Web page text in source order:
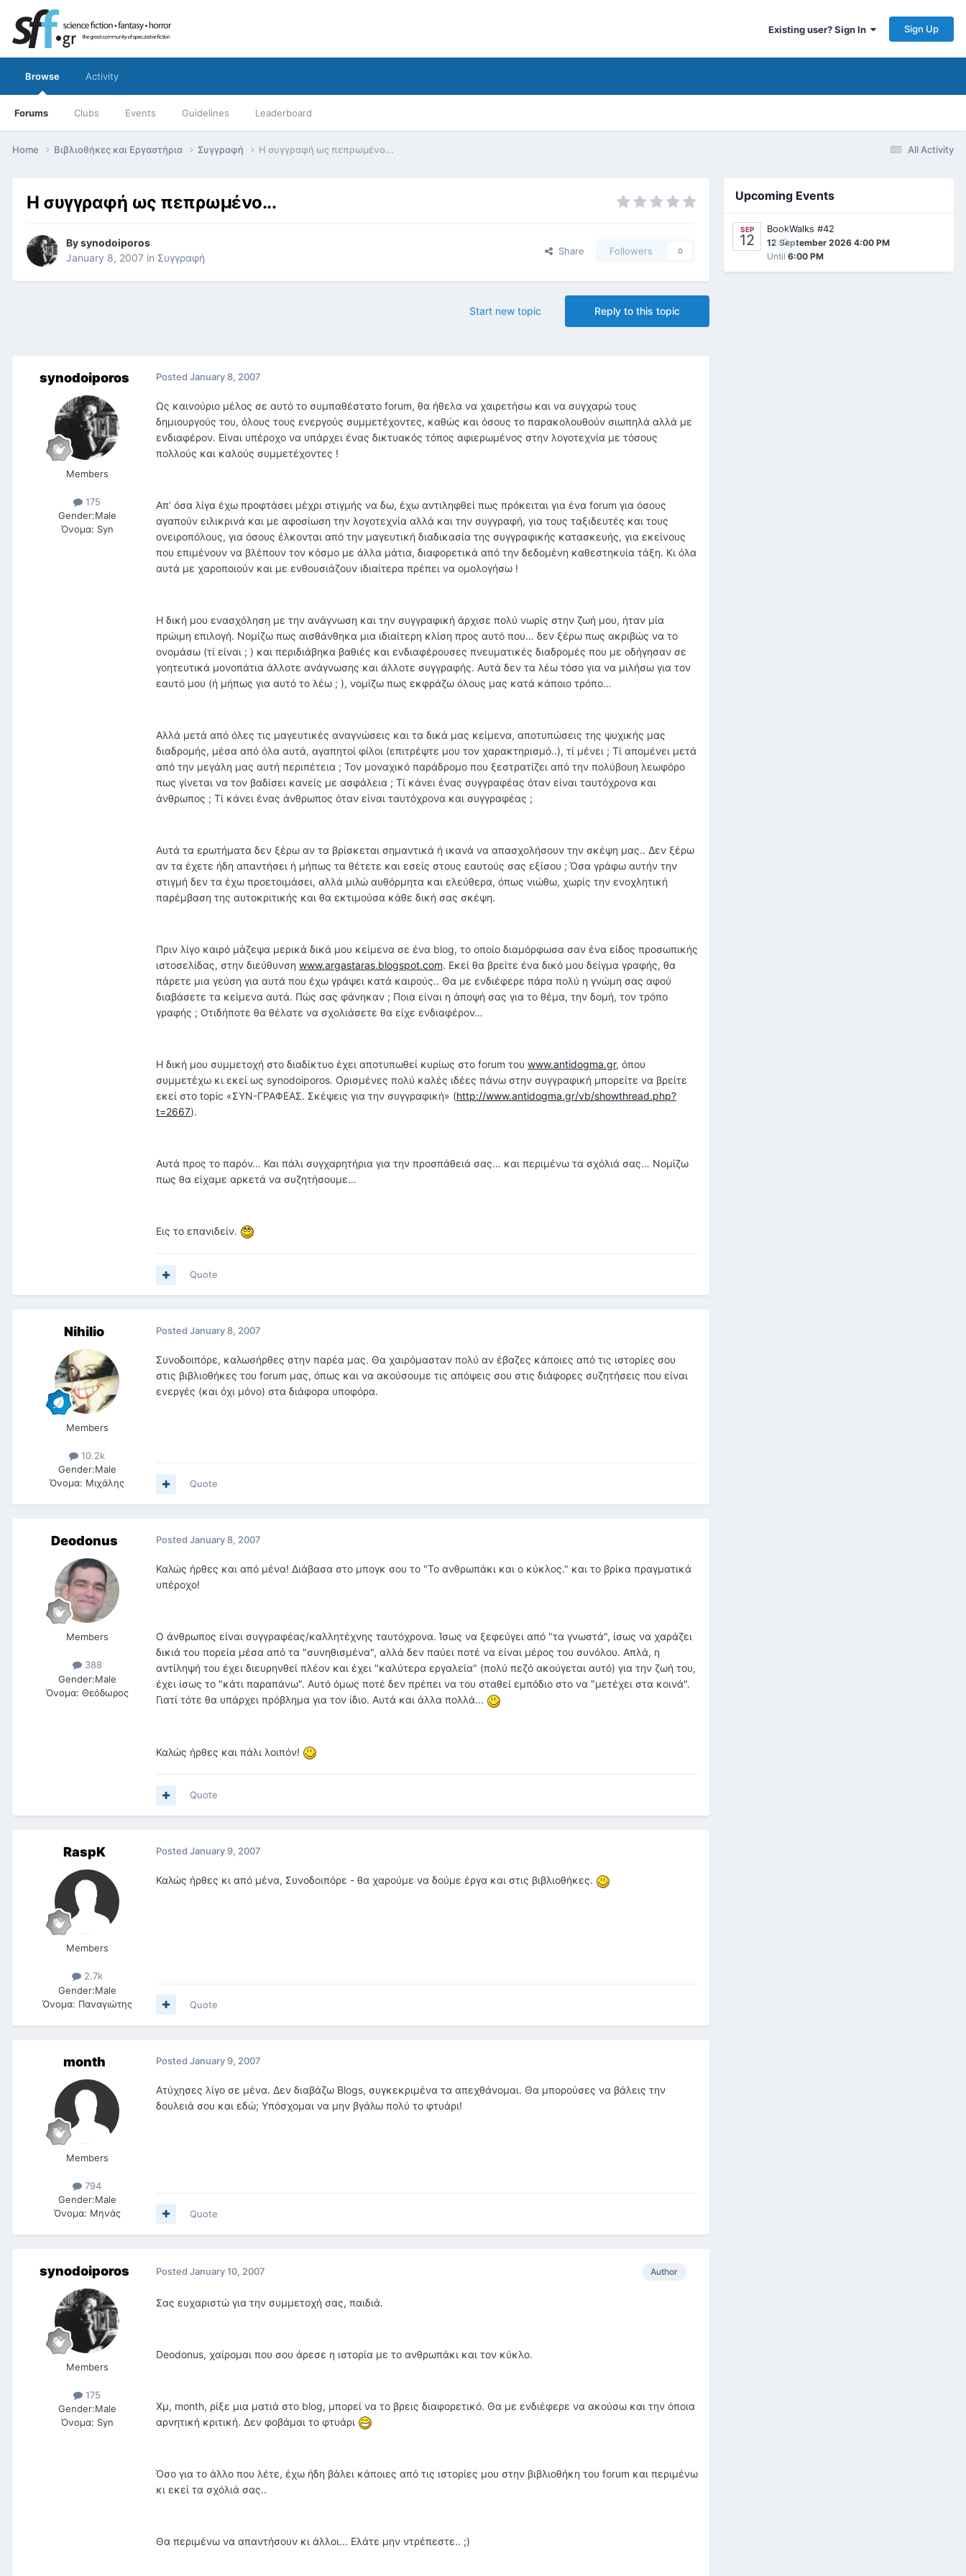
Existing user? Sign In Sign Up
Browse
Forums Clubs Events Guidelines Leaderboard
Activity
All Activity
Home Βιβλιοθήκες και Εργαστήρια Συγγραφή Η συγγραφή ως πεπρωμένο...
Η συγγραφή ως πεπρωμένο...
Bysynodoiporos
January 8, 2007 in Συγγραφή
Share Followers 0
Reply to this topic
Start new topic
synodoiporos
Members
175
Gender:Male
Όνομα: Syn
Posted January 8, 2007
Ως καινούριο μέλος σε αυτό το συμπαθέστατο forum, θα ήθελα να χαιρετήσω και να συγχαρώ τους
δημιουργούς του, όλους τους ενεργούς συμμετέχοντες, καθώς και όσους το παρακολουθούν σιωπηλά αλλά με
ενδιαφέρον. Είναι υπέροχο να υπάρχει ένας δικτυακός τόπος αφιερωμένος στην λογοτεχνία με τόσους
πολλούς και καλούς συμμετέχοντες !
Απ’ όσα λίγα έχω προφτάσει μέχρι στιγμής να δω, έχω αντιληφθεί πως πρόκειται για ένα forum για όσους
αγαπούν ειλικρινά και με αφοσίωση την λογοτεχνία αλλά και την συγγραφή, για τους ταξιδευτές και τους
ονειροπόλους, για όσους έλκονται από την μαγευτική διαδικασία της συγγραφικής κατασκευής, για εκείνους
που επιμένουν να βλέπουν τον κόσμο με άλλα μάτια, διαφορετικά από την δεδομένη καθεστηκυία τάξη. Κι όλα
αυτά με χαροποιούν και με ενθουσιάζουν ιδιαίτερα πρέπει να ομολογήσω !
Η δική μου ενασχόληση με την ανάγνωση και την συγγραφική άρχισε πολύ νωρίς στην ζωή μου, ήταν μία
πρώιμη επιλογή. Νομίζω πως αισθάνθηκα μια ιδιαίτερη κλίση προς αυτό που… δεν ξέρω πως ακριβώς να το
ονομάσω (τί είναι ; ) και περιδιάβηκα βαθιές και ενδιαφέρουσες πνευματικές διαδρομές που με οδήγησαν σε
γοητευτικά μονοπάτια άλλοτε ανάγνωσης και άλλοτε συγγραφής. Αυτά δεν τα λέω τόσο για να μιλήσω για τον
εαυτό μου (ή μήπως για αυτό το λέω ; ), νομίζω πως εκφράζω όλους μας κατά κάποιο τρόπο…
Αλλά μετά από όλες τις μαγευτικές αναγνώσεις και τα δικά μας κείμενα, αποτυπώσεις της ψυχικής μας
διαδρομής, μέσα από όλα αυτά, αγαπητοί φίλοι (επιτρέψτε μου τον χαρακτηρισμό..), τί μένει ; Τί απομένει μετά
από την μεγάλη μας αυτή περιπέτεια ; Τον μοναχικό παράδρομο που ξεστρατίζει από την πολύβουη λεωφόρο
πως γίνεται να τον βαδίσει κανείς με ασφάλεια ; Τί κάνει ένας συγγραφέας όταν είναι ταυτόχρονα και
άνθρωπος ; Τί κάνει ένας άνθρωπος όταν είναι ταυτόχρονα και συγγραφέας ;
Αυτά τα ερωτήματα δεν ξέρω αν τα βρίσκεται σημαντικά ή ικανά να απασχολήσουν την σκέψη μας.. Δεν ξέρω
αν τα έχετε ήδη απαντήσει ή μήπως τα θέτετε και εσείς στους εαυτούς σας εξίσου ; Όσα γράφω αυτήν την
στιγμή δεν τα έχω προετοιμάσει, αλλά μιλώ αυθόρμητα και ελεύθερα, όπως νιώθω, χωρίς την ενοχλητική
παρέμβαση της αυτοκριτικής και θα εκτιμούσα κάθε δική σας σκέψη.
Πριν λίγο καιρό μάζεψα μερικά δικά μου κείμενα σε ένα blog, το οποίο διαμόρφωσα σαν ένα είδος προσωπικής
ιστοσελίδας, στην διεύθυνση www.argastaras.blogspot.com. Εκεί θα βρείτε ένα δικό μου δείγμα γραφής, θα
πάρετε μια γεύση για αυτά που έχω γράψει κατά καιρούς.. Θα με ενδιέφερε πάρα πολύ η γνώμη σας αφού
διαβάσετε τα κείμενα αυτά. Πώς σας φάνηκαν ; Ποια είναι η άποψή σας για το θέμα, την δομή, τον τρόπο
γραφής ; Οτιδήποτε θα θέλατε να σχολιάσετε θα είχε ενδιαφέρον…
Η δική μου συμμετοχή στο διαδίκτυο έχει αποτυπωθεί κυρίως στο forum του www.antidogma.gr, όπου
συμμετέχω κι εκεί ως synodoiporos. Ορισμένες πολύ καλές ιδέες πάνω στην συγγραφική μπορείτε να βρείτε
εκεί στο topic «ΣΥΝ-ΓΡΑΦΕΑΣ. Σκέψεις για την συγγραφική» (http://www.antidogma.gr/vb/showthread.php?
t=2667).
Αυτά προς το παρόν… Και πάλι συγχαρητήρια για την προσπάθειά σας… και περιμένω τα σχόλιά σας… Νομίζω
πως θα είχαμε αρκετά να συζητήσουμε…
Εις το επανιδείν.
Quote
Nihilio
Members
10.2k
Gender:Male
Όνομα: Μιχάλης
Posted January 8, 2007
Συνοδοιπόρε, καλωσήρθες στην παρέα μας. Θα χαιρόμασταν πολύ αν έβαζες κάποιες από τις ιστορίες σου
στις βιβλιοθήκες του forum μας, όπως και να ακούσουμε τις απόψεις σου στις διάφορες συζητήσεις που είναι
ενεργές (και όχι μόνο) στα διάφορα υποφόρα.
Quote
Deodonus
Members
388
Gender:Male
Όνομα: Θεόδωρος
Posted January 8, 2007
Καλώς ήρθες και από μένα! Διάβασα στο μπογκ σου το "Το ανθρωπάκι και ο κύκλος." και το βρίκα πραγματικά
υπέροχο!
Ο άνθρωπος είναι συγγραφέας/καλλητέχνης ταυτόχρονα. Ίσως να ξεφεύγει από "τα γνωστά", ίσως να χαράζει
δικιά του πορεία μέσα από τα "συνηθισμένα", αλλά δεν παύει ποτέ να είναι μέρος του συνόλου. Απλά, η
αντίληψή του έχει διευρηνθεί πλέον και έχει "καλύτερα εργαλεία" (πολύ πεζό ακούγεται αυτό) για την ζωή του,
έχει ίσως το "κάτι παραπάνω". Αυτό όμως ποτέ δεν πρέπει να του σταθεί εμπόδιο στο να "μετέχει στα κοινά".
Γιατί τότε θα υπάρχει πρόβλημα για τον ίδιο. Αυτά και άλλα πολλά...
Καλώς ήρθες και πάλι λοιπόν!
Quote
RaspK
Members
2.7k
Gender:Male
Όνομα: Παναγιώτης
Posted January 9, 2007
Καλώς ήρθες κι από μένα, Συνοδοιπόρε - θα χαρούμε να δούμε έργα και στις βιβλιοθήκες.
Quote
month
Members
794
Gender:Male
Όνομα: Μηνάς
Posted January 9, 2007
Ατύχησες λίγο σε μένα. Δεν διαβάζω Blogs, συγκεκριμένα τα απεχθάνομαι. Θα μπορούσες να βάλεις την
δουλειά σου και εδώ; Υπόσχομαι να μην βγάλω πολύ το φτυάρι!
Quote
synodoiporos
Members
175
Gender:Male
Όνομα: Syn
Author
Posted January 10, 2007
Σας ευχαριστώ για την συμμετοχή σας, παιδιά.
Deodonus, χαίρομαι που σου άρεσε η ιστορία με το ανθρωπάκι και τον κύκλο.
Χμ, month, ρίξε μια ματιά στο blog, μπορεί να το βρεις διαφορετικό. Θα με ενδιέφερε να ακούσω και την όποια
αρνητική κριτική. Δεν φοβάμαι το φτυάρι
Όσο για το άλλο που λέτε, έχω ήδη βάλει κάποιες από τις ιστορίες μου στην βιβλιοθήκη του forum και περιμένω
κι εκεί τα σχόλιά σας..
Θα περιμένω να απαντήσουν κι άλλοι... Ελάτε μην ντρέπεστε.. ;)
Upcoming Events
SEP
12 0
BookWalks #42
12 September 2026 4:00 PM
Until 6:00 PM